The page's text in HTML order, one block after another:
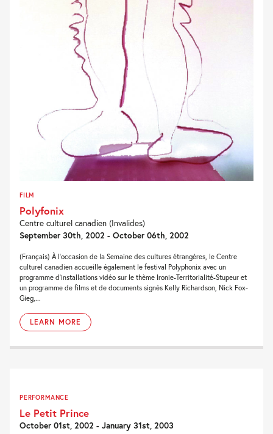
FILM
Polyfonix
Centre culturel canadien (Invalides)
September 30th, 2002 - October 06th, 2002
(Français) À l'occasion de la Semaine des cultures étrangères, le Centre
culturel canadien accueille également le festival Polyphonix avec un
programme d'installations vidéo sur le thème Ironie-Territorialité-Stupeur et
un programme de films et de documents signés Kelly Richardson, Nick Fox-
Gieg,...
LEARN MORE
PERFORMANCE
Le Petit Prince
October 01st, 2002 - January 31st, 2003